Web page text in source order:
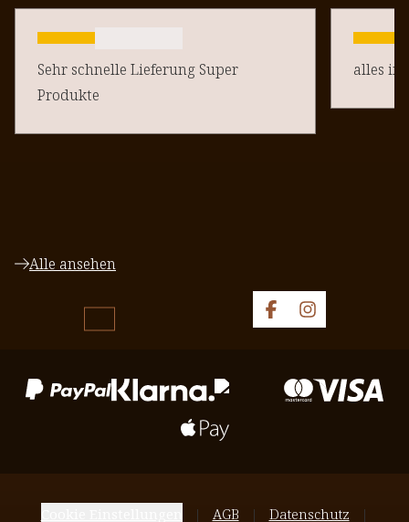
Sehr schnelle Lieferung Super
Produkte
alles in
Alle ansehen
AGB Datenschutz